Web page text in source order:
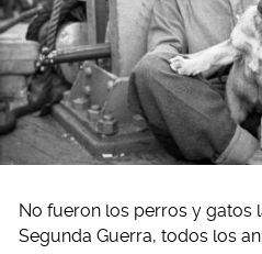
No fueron los perros y gatos
Segunda Guerra, todos los